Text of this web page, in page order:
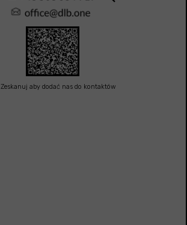
Zeskanuj aby dodać nas do kontaktów